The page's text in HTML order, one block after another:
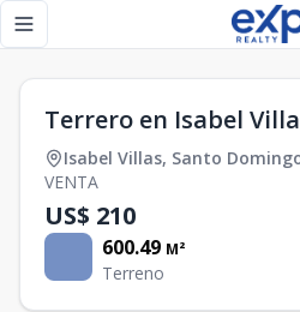
Toggle navigation menu
Terrero en Isabel
Isabel Villas, Santo
VENTA
US$ 210
600.49 M²
Terreno
Terrero en Isabel Villas, Arroyo